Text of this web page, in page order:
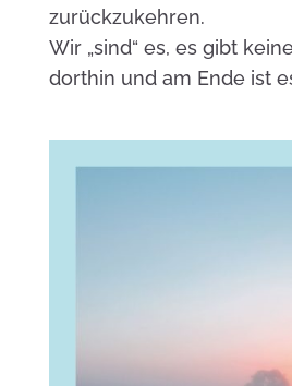
zurückzukehren.
Wir „sind“ es, es gibt
dorthin und am Ende ist